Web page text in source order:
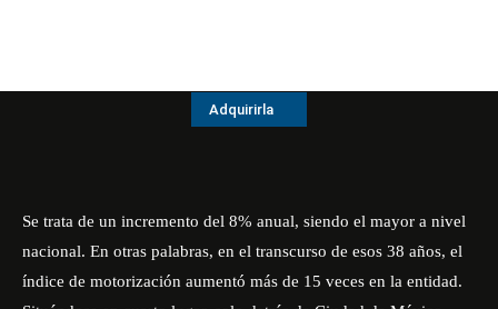
Adquirirla
Se trata de un incremento del 8% anual, siendo el mayor a nivel
nacional. En otras palabras, en el transcurso de esos 38 años, el
índice de motorización aumentó más de 15 veces en la entidad.